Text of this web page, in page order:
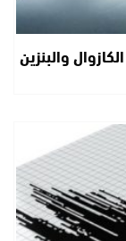
والبنزين